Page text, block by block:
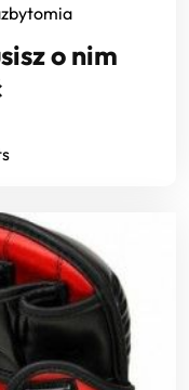
o nim